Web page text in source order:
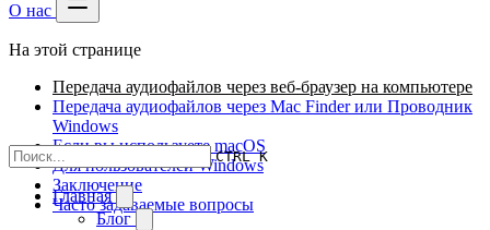
О нас
CTRL K
Главная
Блог
На этой странице
Передача аудиофайлов через веб-браузер на компьютере
Передача аудиофайлов через Mac Finder или Проводник
Windows
Если вы используете macOS
Для пользователей Windows
Заключение
Часто задаваемые вопросы